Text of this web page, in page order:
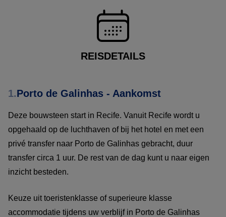
REISDETAILS
1.Porto de Galinhas - Aankomst
Deze bouwsteen start in Recife. Vanuit Recife wordt u
opgehaald op de luchthaven of bij het hotel en met een
privé transfer naar Porto de Galinhas gebracht, duur
transfer circa 1 uur. De rest van de dag kunt u naar eigen
inzicht besteden.
Keuze uit toeristenklasse of superieure klasse
accommodatie tijdens uw verblijf in Porto de Galinhas